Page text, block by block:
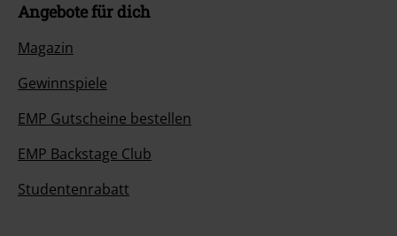
Angebote für dich
Magazin
Gewinnspiele
EMP Gutscheine bestellen
EMP Backstage Club
Studentenrabatt